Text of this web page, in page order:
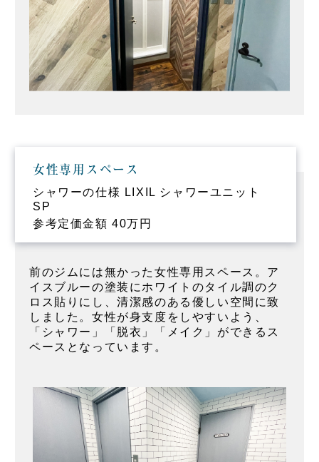
女性専用スペース
シャワーの仕様 LIXIL シャワーユニット
SP
参考定価金額 40万円
前のジムには無かった女性専用スペース。ア
イスブルーの塗装にホワイトのタイル調のク
ロス貼りにし、清潔感のある優しい空間に致
しました。女性が身支度をしやすいよう、
「シャワー」「脱衣」「メイク」ができるス
ペースとなっています。